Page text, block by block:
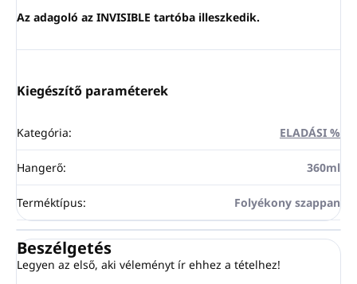
Az adagoló az INVISIBLE tartóba illeszkedik.
Kiegészítő paraméterek
Kategória: ELADÁSI %
Hangerő: 360ml
Terméktípus: Folyékony szappan
Beszélgetés
Legyen az első, aki véleményt ír ehhez a tételhez!